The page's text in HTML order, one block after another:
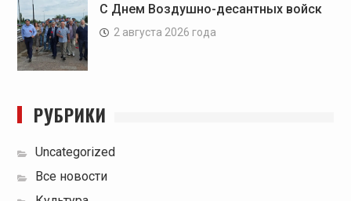
С Днем Воздушно-десантных войск
2 августа 2026 года
РУБРИКИ
Uncategorized
Все новости